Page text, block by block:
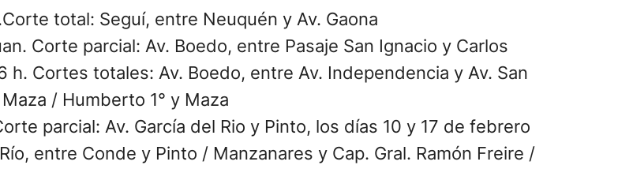
total: Seguí, entre Neuquén y Av. Gaona
Corte parcial: Av. Boedo, entre Pasaje San Ignacio y Carlos
Cortes totales: Av. Boedo, entre Av. Independencia y Av. San
/ Humberto 1° y Maza
parcial: Av. García del Rio y Pinto, los días 10 y 17 de febrero
entre Conde y Pinto / Manzanares y Cap. Gral. Ramón Freire /